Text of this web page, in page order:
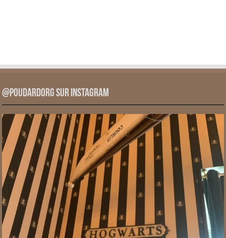
@PoudardOrg sur Instagram